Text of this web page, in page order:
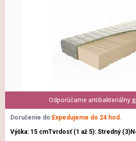
Odporúčame antibakteriálny
Doručenie do:Expedujeme do 24 hod.
Výška: 15 cmTvrdosť (1 až 5): Stredný (3)